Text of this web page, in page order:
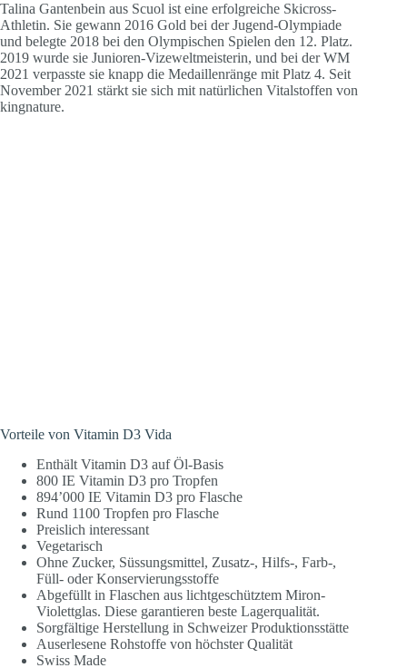
Talina Gantenbein aus Scuol ist eine erfolgreiche Skicross-
Athletin. Sie gewann 2016 Gold bei der Jugend-Olympiade
und belegte 2018 bei den Olympischen Spielen den 12. Platz.
2019 wurde sie Junioren-Vizeweltmeisterin, und bei der WM
2021 verpasste sie knapp die Medaillenränge mit Platz 4. Seit
November 2021 stärkt sie sich mit natürlichen Vitalstoffen von
kingnature.
Vorteile von Vitamin D3 Vida
Enthält Vitamin D3 auf Öl-Basis
800 IE Vitamin D3 pro Tropfen
894’000 IE Vitamin D3 pro Flasche
Rund 1100 Tropfen pro Flasche
Preislich interessant
Vegetarisch
Ohne Zucker, Süssungsmittel, Zusatz-, Hilfs-, Farb-,
Füll- oder Konservierungsstoffe
Abgefüllt in Flaschen aus lichtgeschütztem Miron-
Violettglas. Diese garantieren beste Lagerqualität.
Sorgfältige Herstellung in Schweizer Produktionsstätte
Auserlesene Rohstoffe von höchster Qualität
Swiss Made